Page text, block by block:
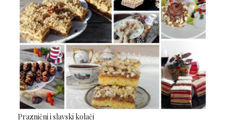
Praznični i slavski kolači